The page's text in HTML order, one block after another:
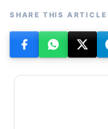
SHARE THIS ARTICLE